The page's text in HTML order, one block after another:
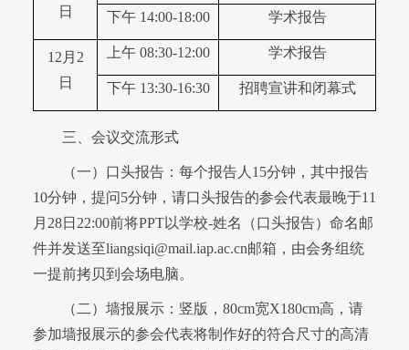
日
下午 14:00-18:00 学术报告
12月2
日
上午 08:30-12:00 学术报告
下午 13:30-16:30 招聘宣讲和闭幕式
三、会议交流形式
（一）口头报告：每个报告人15分钟，其中报告
10分钟，提问5分钟，请口头报告的参会代表最晚于11
月28日22:00前将PPT以学校-姓名（口头报告）命名邮
件并发送至liangsiqi@mail.iap.ac.cn邮箱，由会务组统
一提前拷贝到会场电脑。
（二）墙报展示：竖版，80cm宽X180cm高，请
参加墙报展示的参会代表将制作好的符合尺寸的高清